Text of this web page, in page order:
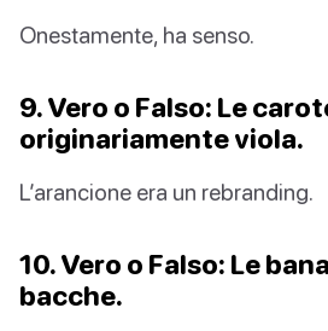
Onestamente, ha senso.
9. Vero o Falso: Le
originariamente viola.
L’arancione era un rebranding.
10. Vero o Falso: Le
bacche.